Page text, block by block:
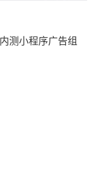
测小程序广告组